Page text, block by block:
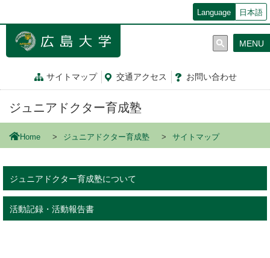
ン
Language 日本語
サイトマップ 交通アクセス お問い合わせ
MENU
ジュニアドクター育成塾
Home ジュニアドクター育成塾 サイトマップ
ジュニアドクター育成塾について
活動記録・活動報告書